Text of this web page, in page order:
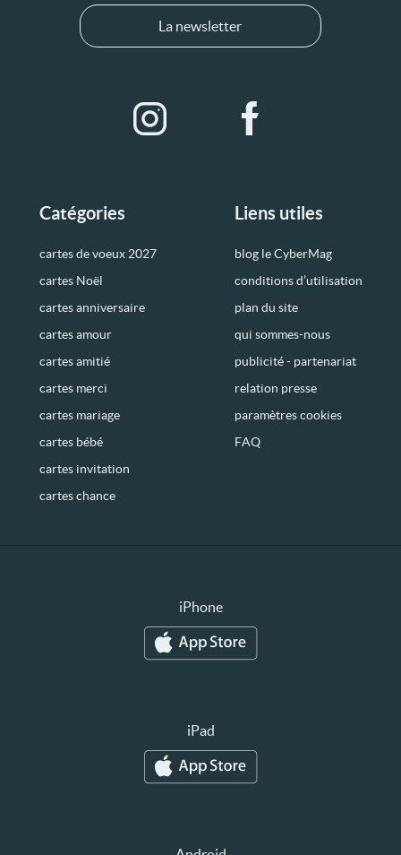
Catégories
cartes de voeux 2027
cartes Noël
cartes anniversaire
cartes amour
cartes amitié
cartes merci
cartes mariage
cartes bébé
cartes invitation
cartes chance
Liens utiles
blog le CyberMag
conditions d’utilisation
plan du site
qui sommes-nous
publicité - partenariat
relation presse
paramètres cookies
FAQ
La newsletter
iPhone
iPad